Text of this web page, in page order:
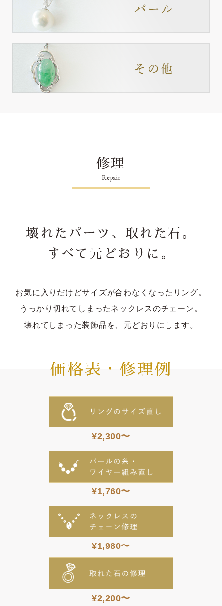
修理
Repair
壊れたパーツ、取れた石。
すべて元どおりに。
お気に入りだけどサイズが合わなくなったリング。
うっかり切れてしまったネックレスのチェーン。
壊れてしまった装飾品を、元どおりにします。
価格表・修理例
¥2,300〜
¥1,760〜
¥1,980〜
¥2,200〜